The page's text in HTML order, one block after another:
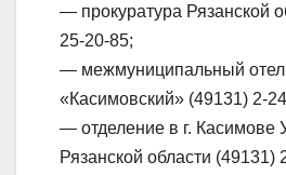
— прокуратура Рязанской
25-20-85;
— межмуниципальный
«Касимовский» (49131) 2-
— отделение в г.
Рязанской области (49131)